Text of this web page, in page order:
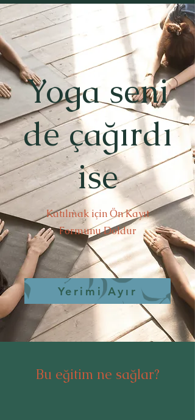
Yoga seni
de çağırdı
ise
Katılmak için Ön Kayıt
Formunu Doldur
Yerimi Ayır
Bu eğitim ne sağlar?